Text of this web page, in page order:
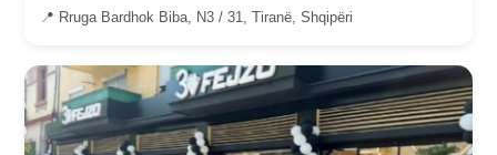
📍 Rruga Bardhok Biba, N3 / 31, Tiranë, Shqipëri